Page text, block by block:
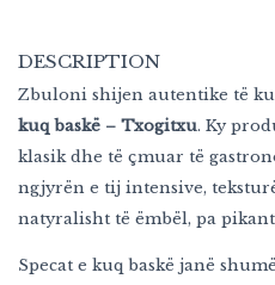
DESCRIPTION
Zbuloni shijen autentike të
kuq baskë – Txogitxu. Ky
klasik dhe të çmuar të
ngjyrën e tij intensive,
natyralisht të ëmbël, pa
Specat e kuq baskë janë